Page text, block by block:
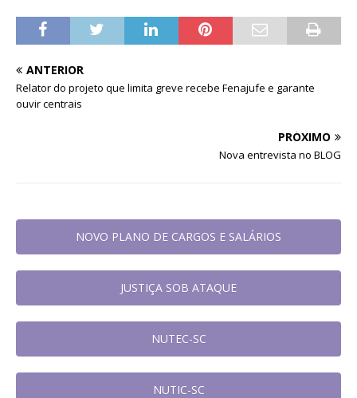
ANTERIOR
Relator do projeto que limita greve recebe Fenajufe e garante
ouvir centrais
PRÓXIMO
Nova entrevista no BLOG
NOVO PLANO DE CARGOS E SALÁRIOS
JUSTIÇA SOB ATAQUE
NUTEC-SC
NUTIC-SC